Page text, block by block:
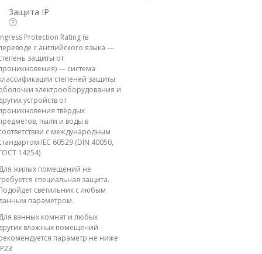
Защита IP
Protection Rating (в
с английского языка —
защиты от
— система
степеней защиты
электрооборудования и
устройств от
твёрдых
пыли и воды в
с международным
IEC 60529 (DIN 40050,
14254)
жилых помещений не
специальная защита.
светильник с любым
параметром.
ванных комнат и любых
влажных помещений -
параметр не ниже